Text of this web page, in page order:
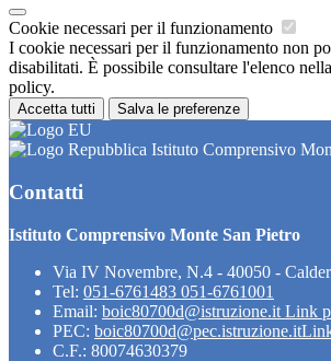
Cookie necessari per il funzionamento
I cookie necessari per il funzionamento non
disabilitati. È possibile consultare l'elenco
policy.
Accetta tutti Salva le preferenze
Istituto Comprensivo
Contatti
Istituto Comprensivo Monte San Pietro
Via IV Novembre, N.4 - 40050 -
Tel: 051-6761483 051-6761001
Email: boic80700d@istruzione.it Link
PEC: boic80700d@pec.istruzione.it
C.F.: 80074630379